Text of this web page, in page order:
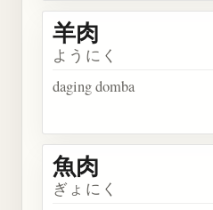
羊肉
ようにく
daging domba
魚肉
ぎょにく